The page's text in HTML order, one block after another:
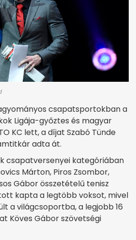
csapatsportokban a
Ligája-győztes és magyar
KC lett, a díjat Szabó Tünde
adta át.
csapatversenyei kategóriában
Márton, Piros Zsombor,
Gábor összetételű tenisz
kapta a legtöbb voksot, mivel
a világcsoportba, a legjobb 16
Köves Gábor szövetségi